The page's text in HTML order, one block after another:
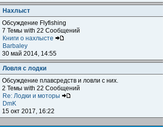
Нахлыст
Обсуждение Flyfishing
7 Темы with 22 Сообщений
Книги о нахлысте
Barbaley
30 май 2014, 14:55
Ловля с лодки
Обсуждение плавсредств и ловли с них.
2 Темы with 22 Сообщений
Re: Лодки и моторы
DmK
15 окт 2017, 16:22